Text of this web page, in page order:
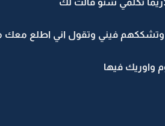
تكلمي شنو قالت لك
فيني وتقول اني اطلع معك
واوريك فيها